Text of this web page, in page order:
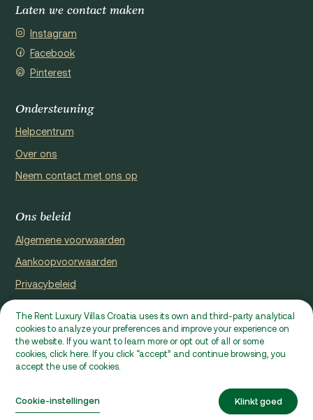
Aanvraag Controleer beschikbaarheid
Laten we contact maken
Instagram
Facebook
Pinterest
Ondersteuning
Helpcentrum
Over ons
Neem contact met ons op
Ons beleid
Algemene voorwaarden
Aankoopvoorwaarden
Privacybeleid
Website geregistreerd door Domus properties d.o.o., Ćaleta-Cari
53a, HR - 22000, Croatia | VAT ID: HR97941229837
Ⓒ 2026 RLVC. Alle rechten voorbehouden.
Ontwikkeld door Epic Digital
The Rent Luxury Villas Croatia uses its own and third-party analytical
cookies to analyze your preferences and improve your experience on
the website. If you want to learn more or opt out of all or some
cookies, click here. If you click “accept” and continue browsing, you
accept the use of cookies.
Cookie-instellingen Klinkt goed